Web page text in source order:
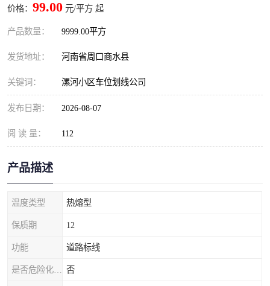
价格： 99.00 元/平方 起
产品数量： 9999.00平方
发货地址： 河南省周口商水县
关键词： 漯河小区车位划线公司
发布日期： 2026-08-07
阅 读 量： 112
产品描述
温度类型 热熔型
保质期 12
功能 道路标线
否